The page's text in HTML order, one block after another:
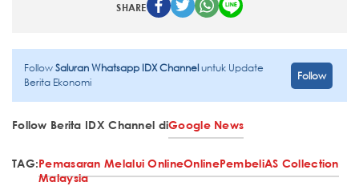
SHARE
FollowSaluran Whatsapp IDX Channeluntuk Update
Berita Ekonomi
Follow
Follow Berita IDX Channel diGoogle News
TAG:Pemasaran Melalui OnlineOnlinePembeliAS Collection
Malaysia